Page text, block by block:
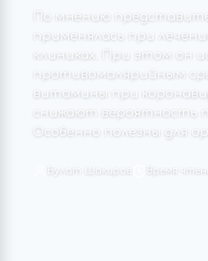
По мнению
применялась при
клиниках. При этом он
противомалярийным
витамины при
снижают вероятность
Особенно полезны для
Булат Шакиров Время